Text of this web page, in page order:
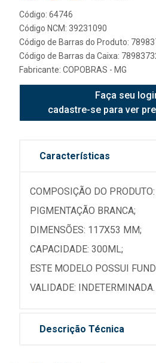
Código: 64746
Código NCM: 39231090
Código de Barras do Produto:
Código de Barras da Caixa:
Fabricante: COPOBRAS - MG
Faça seu
cadastre-se para ver
Características
COMPOSIÇÃO DO
PIGMENTAÇÃO BRANCA;
DIMENSÕES: 117X53 MM;
CAPACIDADE: 300ML;
ESTE MODELO POSSUI
VALIDADE: INDETERMINADA.
Descrição Técnica